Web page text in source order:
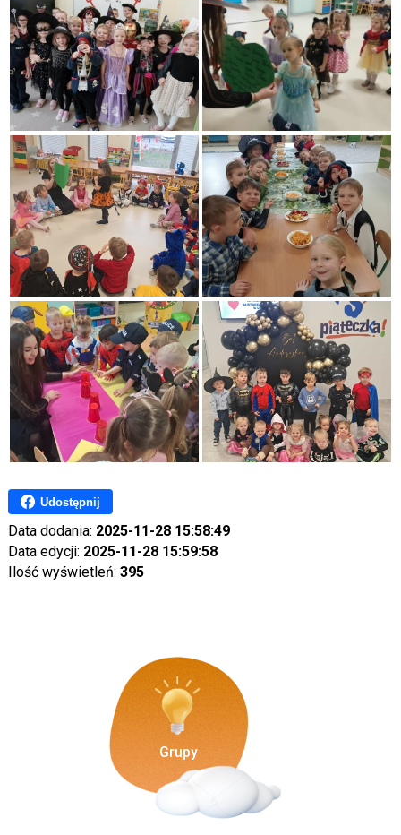
Udostępnij
Data dodania: 2025-11-28 15:58:49
Data edycji: 2025-11-28 15:59:58
Ilość wyświetleń: 395
Grupy